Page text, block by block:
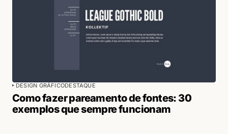
DESIGN GRÁFICODESTAQUE
Como fazer pareamento de fontes: 30
exemplos que sempre funcionam